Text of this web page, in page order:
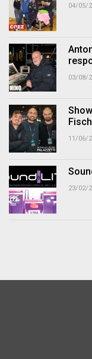
04/05/
03/08/
11/06/
23/02/